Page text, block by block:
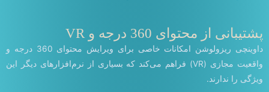
پشتیبانی از محتوای 360 درجه و VR
داوینچی ریزولوشن امکانات خاصی برای ویرایش محتوای 360 درجه و
واقعیت مجازی (VR) فراهم می‌کند که بسیاری از نرم‌افزارهای دیگر این
ویژگی را ندارند.